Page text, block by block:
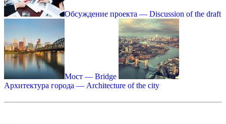
Обсуждение проекта — Discussion of the draft
Мост — Bridge
Архитектура города — Architecture of the city